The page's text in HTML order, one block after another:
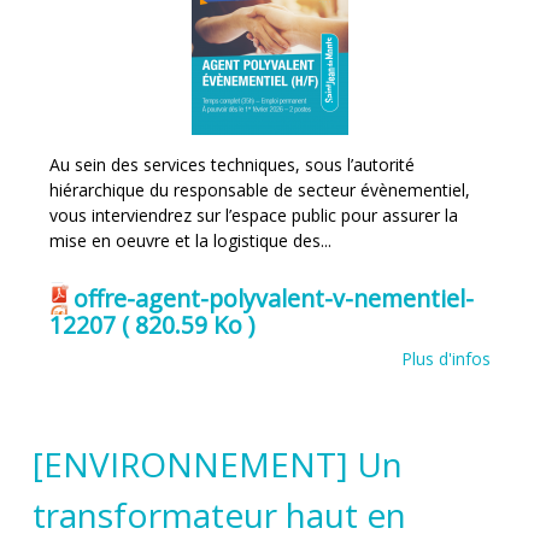
Au sein des services techniques, sous l’autorité
hiérarchique du responsable de secteur évènementiel,
vous interviendrez sur l’espace public pour assurer la
mise en oeuvre et la logistique des...
offre-agent-polyvalent-v-nementiel-
12207 ( 820.59 Ko )
Plus d'infos
[ENVIRONNEMENT] Un
transformateur haut en